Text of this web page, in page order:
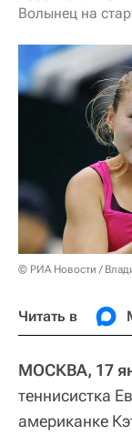
Волынец на
© РИА Новости /
Читать в
МОСКВА, 17
теннисистка
американке